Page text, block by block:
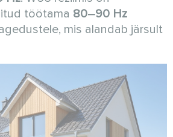
töötama 80–90 Hz
mis alandab järsult